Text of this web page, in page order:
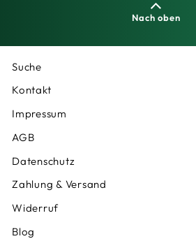
Nach oben
Suche
Kontakt
Impressum
AGB
Datenschutz
Zahlung & Versand
Widerruf
Blog